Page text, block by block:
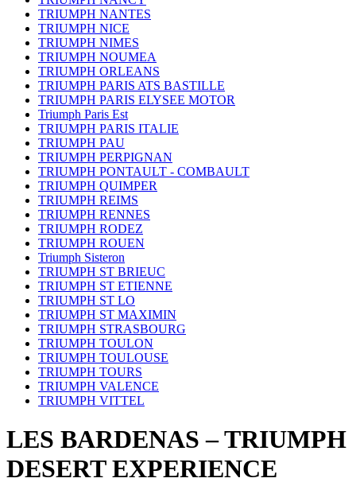
TRIUMPH NANTES
TRIUMPH NICE
TRIUMPH NIMES
TRIUMPH NOUMEA
TRIUMPH ORLEANS
TRIUMPH PARIS ATS BASTILLE
TRIUMPH PARIS ELYSEE MOTOR
Triumph Paris Est
TRIUMPH PARIS ITALIE
TRIUMPH PAU
TRIUMPH PERPIGNAN
TRIUMPH PONTAULT - COMBAULT
TRIUMPH QUIMPER
TRIUMPH REIMS
TRIUMPH RENNES
TRIUMPH RODEZ
TRIUMPH ROUEN
Triumph Sisteron
TRIUMPH ST BRIEUC
TRIUMPH ST ETIENNE
TRIUMPH ST LO
TRIUMPH ST MAXIMIN
TRIUMPH STRASBOURG
TRIUMPH TOULON
TRIUMPH TOULOUSE
TRIUMPH TOURS
TRIUMPH VALENCE
TRIUMPH VITTEL
LES BARDENAS – TRIUMPH
DESERT EXPERIENCE